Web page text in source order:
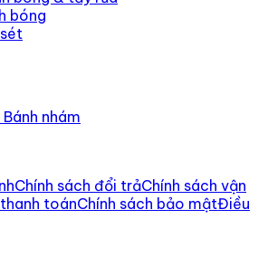
bóng
nhám
Chính sách đổi trảChính sách vận
toánChính sách bảo mậtĐiều